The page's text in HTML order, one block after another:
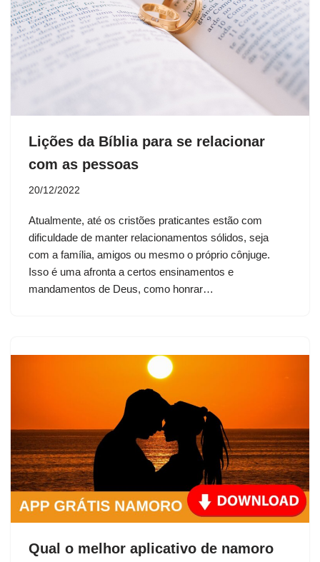
Lições da Bíblia para se relacionar
com as pessoas
20/12/2022
Atualmente, até os cristões praticantes estão com
dificuldade de manter relacionamentos sólidos, seja
com a família, amigos ou mesmo o próprio cônjuge.
Isso é uma afronta a certos ensinamentos e
mandamentos de Deus, como honrar…
Qual o melhor aplicativo de namoro